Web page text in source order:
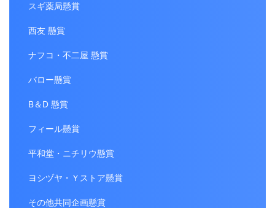
スギ薬局懸賞
西友 懸賞
ナフコ・不二屋 懸賞
バロー懸賞
B＆D 懸賞
フィール懸賞
平和堂・ニチリウ懸賞
ヨシヅヤ・Ｙストア懸賞
その他共同企画懸賞